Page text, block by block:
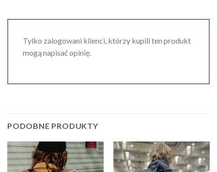
Tylko zalogowani klienci, którzy kupili ten produkt
mogą napisać opinię.
PODOBNE PRODUKTY